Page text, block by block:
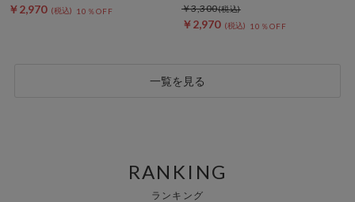
￥2,970 10％OFF ￥3,300
￥2,970 10％OFF
一覧を見る
RANKING
ランキング